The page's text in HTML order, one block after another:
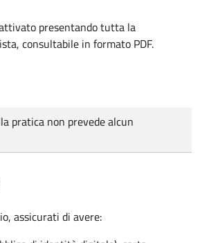
presentando tutta la
consultabile in formato PDF.
pratica non prevede alcun
assicurati di avere: